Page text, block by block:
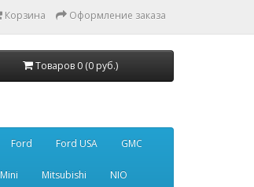
Корзина Оформление заказа
Товаров 0 (0 руб.)
Ford Ford USA GMC
Mini Mitsubishi NIO